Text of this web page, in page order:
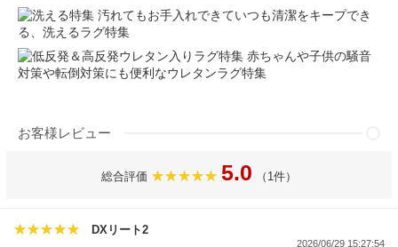
汚れてもお手入れできていつも清潔をキープでき
る、洗えるラグ特集
赤ちゃんや子供の騒音
対策や転倒対策にも便利なウレタンラグ特集
お客様レビュー
総合評価 5.0 （1件）
DXリート2
2026/06/29 15:27:54